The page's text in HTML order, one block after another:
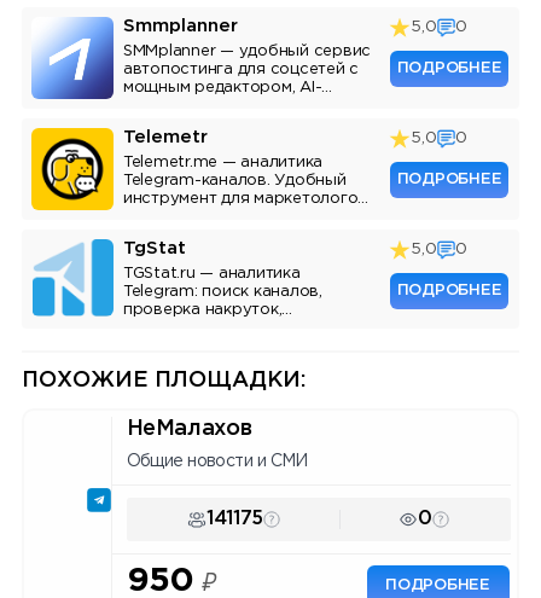
Smmplanner
SMMplanner — удобный сервис
автопостинга для соцсетей с
мощным редактором, AI-
5,0 0
ПОДРОБНЕЕ
Telemetr
Telemetr.me — аналитика
Telegram-каналов. Удобный
инструмент для маркетологов,
5,0 0
ПОДРОБНЕЕ
TgStat
TGStat.ru — аналитика
Telegram: поиск каналов,
проверка накруток,
5,0 0
ПОДРОБНЕЕ
ПОХОЖИЕ ПЛОЩАДКИ:
НеМалахов
Общие новости и СМИ
141175 0
950 ₽ ПОДРОБНЕЕ